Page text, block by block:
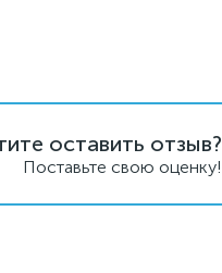
оставить отзыв?
Поставьте свою оценку!